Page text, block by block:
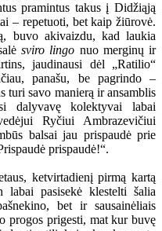
pramintus takus į Didžiąją
– repetuoti, bet kaip žiūrovė.
buvo akivaizdu, kad laukia
sviro lingo nuo merginų ir
jaudinausi dėl „Ratilio“
panašu, be pagrindo –
turi savo manierą ir ansamblis
dalyvavę kolektyvai labai
Ryčiui Ambrazevičiui
balsai jau prispaudė prie
prispaudė!“.
ketvirtadienį pirmą kartą
pasisekė klestelti šalia
bet ir sausainėliais
progos prigesti, mat kur buvę